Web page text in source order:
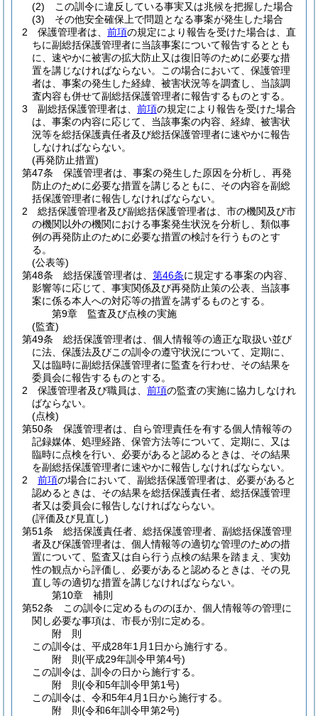
(2)
この訓令に違反している事実又は兆候を把握した場合
(3)
その他安全確保上で問題となる事案が発生した場合
2
保護管理者は、 前項の規定により報告を受けた場合は、直
ちに副総括保護管理者に当該事案について報告するととも
に、速やかに被害の拡大防止又は復旧等のために必要な措
置を講じなければならない。
この場合において、保護管理
者は、事案の発生した経緯、被害状況等を調査し、当該調
査内容も併せて副総括保護管理者に報告するものとする。
3
副総括保護管理者は、 前項の規定により報告を受けた場合
は、事案の内容に応じて、当該事案の内容、経緯、被害状
況等を総括保護責任者及び総括保護管理者に速やかに報告
しなければならない。
(再発防止措置)
第47条
保護管理者は、事案の発生した原因を分析し、再発
防止のために必要な措置を講じるともに、その内容を副総
括保護管理者に報告しなければならない。
2
総括保護管理者及び副総括保護管理者は、市の機関及び市
の機関以外の機関における事案発生状況を分析し、類似事
例の再発防止のために必要な措置の検討を行うものとす
る。
(公表等)
第48条
総括保護管理者は、 第46条に規定する事案の内容、
影響等に応じて、事実関係及び再発防止策の公表、当該事
案に係る本人への対応等の措置を講ずるものとする。
第9章
監査及び点検の実施
(監査)
第49条
総括保護管理者は、個人情報等の適正な取扱い並び
に法、保護法及びこの訓令の遵守状況について、定期に、
又は臨時に副総括保護管理者に監査を行わせ、その結果を
委員会に報告するものとする。
2
保護管理者及び職員は、 前項の監査の実施に協力しなけれ
ばならない。
(点検)
第50条
保護管理者は、自ら管理責任を有する個人情報等の
記録媒体、処理経路、保管方法等について、定期に、又は
臨時に点検を行い、必要があると認めるときは、その結果
を副総括保護管理者に速やかに報告しなければならない。
2
前項の場合において、副総括保護管理者は、必要があると
認めるときは、その結果を総括保護責任者、総括保護管理
者又は委員会に報告しなければならない。
(評価及び見直し)
第51条
総括保護責任者、総括保護管理者、副総括保護管理
者及び保護管理者は、個人情報等の適切な管理のための措
置について、監査又は自ら行う点検の結果を踏まえ、実効
性の観点から評価し、必要があると認めるときは、その見
直し等の適切な措置を講じなければならない。
第10章
補則
第52条
この訓令に定めるもののほか、個人情報等の管理に
関し必要な事項は、市長が別に定める。
附 則
この訓令は、平成28年1月1日から施行する。
附 則(平成29年訓令甲第4号)
この訓令は、訓令の日から施行する。
附 則(令和5年訓令甲第1号)
この訓令は、令和5年4月1日から施行する。
附 則(令和6年訓令甲第2号)